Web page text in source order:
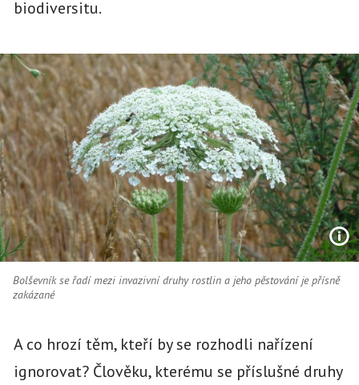
biodiversitu.
Bolševník se řadí mezi invazivní druhy rostlin a jeho pěstování je přísně
zakázané
A co hrozí těm, kteří by se rozhodli nařízení
ignorovat? Člověku, kterému se příslušné druhy